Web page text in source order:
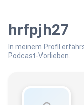
hrfpjh27
In meinem Profil
Podcast-Vorlieben.